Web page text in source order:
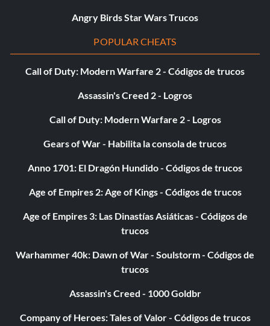
Angry Birds Star Wars Trucos
POPULAR CHEATS
Call of Duty: Modern Warfare 2 - Códigos de trucos
Assassin's Creed 2 - Logros
Call of Duty: Modern Warfare 2 - Logros
Gears of War - Habilita la consola de trucos
Anno 1701: El Dragón Hundido - Códigos de trucos
Age of Empires 2: Age of Kings - Códigos de trucos
Age of Empires 3: Las Dinastías Asiáticas - Códigos de
trucos
Warhammer 40k: Dawn of War - Soulstorm - Códigos de
trucos
Assassin's Creed - 1000 Goldbr
Company of Heroes: Tales of Valor - Códigos de trucos